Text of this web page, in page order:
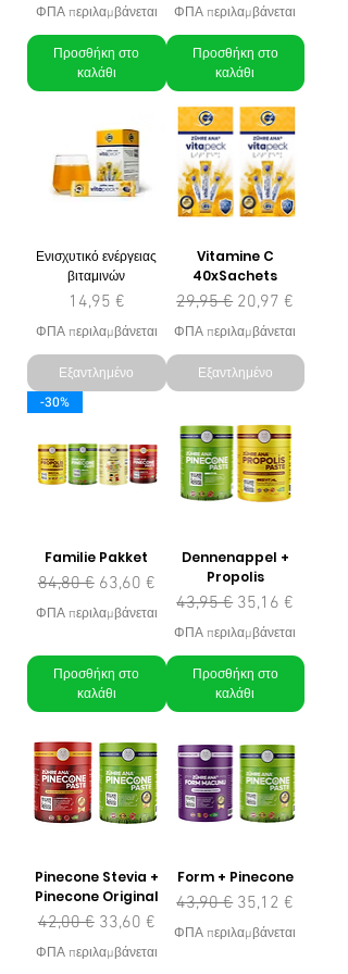
ΦΠΑ περιλαμβάνεται
Προσθήκη στο
καλάθι
ΦΠΑ περιλαμβάνεται
Προσθήκη στο
καλάθι
Ενισχυτικό ενέργειας
βιταμινών
Τιμή
14,95 €
ΦΠΑ περιλαμβάνεται
Εξαντλημένο
Vitamine C
40xSachets
Κανονική τιμή
29,95 € Τιμή Έκπτωσης
20,97 €
ΦΠΑ περιλαμβάνεται
Εξαντλημένο
-30%
Familie Pakket
Κανονική τιμή
84,80 € Τιμή Έκπτωσης
63,60 €
ΦΠΑ περιλαμβάνεται
Προσθήκη στο
καλάθι
Dennenappel +
Propolis
Κανονική τιμή
43,95 € Τιμή Έκπτωσης
35,16 €
ΦΠΑ περιλαμβάνεται
Προσθήκη στο
καλάθι
Pinecone Stevia +
Pinecone Original
Κανονική τιμή
42,00 € Τιμή Έκπτωσης
33,60 €
ΦΠΑ περιλαμβάνεται
Form + Pinecone
Κανονική τιμή
43,90 € Τιμή Έκπτωσης
35,12 €
ΦΠΑ περιλαμβάνεται